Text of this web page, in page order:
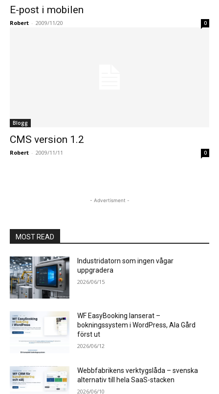
E-post i mobilen
Robert - 2009/11/20 0
Blogg
CMS version 1.2
Robert - 2009/11/11 0
- Advertisment -
MOST READ
Industridatorn som ingen vågar
uppgradera
2026/06/15
WF EasyBooking lanserat –
bokningssystem i WordPress, Ala Gård
först ut
2026/06/12
Webbfabrikens verktygslåda – svenska
alternativ till hela SaaS-stacken
2026/06/10